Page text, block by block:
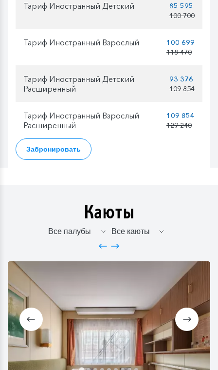
Тариф Иностранный Детский
85 595
100 700
Тариф Иностранный Взрослый
100 699
118 470
Тариф Иностранный Детский
Расширенный
93 376
109 854
Тариф Иностранный Взрослый
Расширенный
109 854
129 240
Забронировать
Каюты